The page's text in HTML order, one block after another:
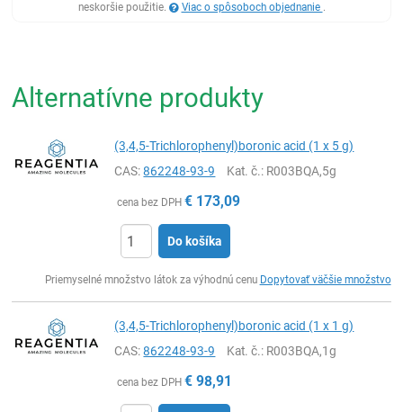
neskoršie použitie.
Viac o spôsoboch objednanie .
Alternatívne produkty
(3,4,5-Trichlorophenyl)boronic acid (1 x 5 g)
CAS:862248-93-9 Kat. č.: R003BQA,5g
cena bez DPH € 173,09
Do košíka
Priemyselné množstvo látok za výhodnú cenu Dopytovať väčšie množstvo
(3,4,5-Trichlorophenyl)boronic acid (1 x 1 g)
CAS:862248-93-9 Kat. č.: R003BQA,1g
cena bez DPH € 98,91